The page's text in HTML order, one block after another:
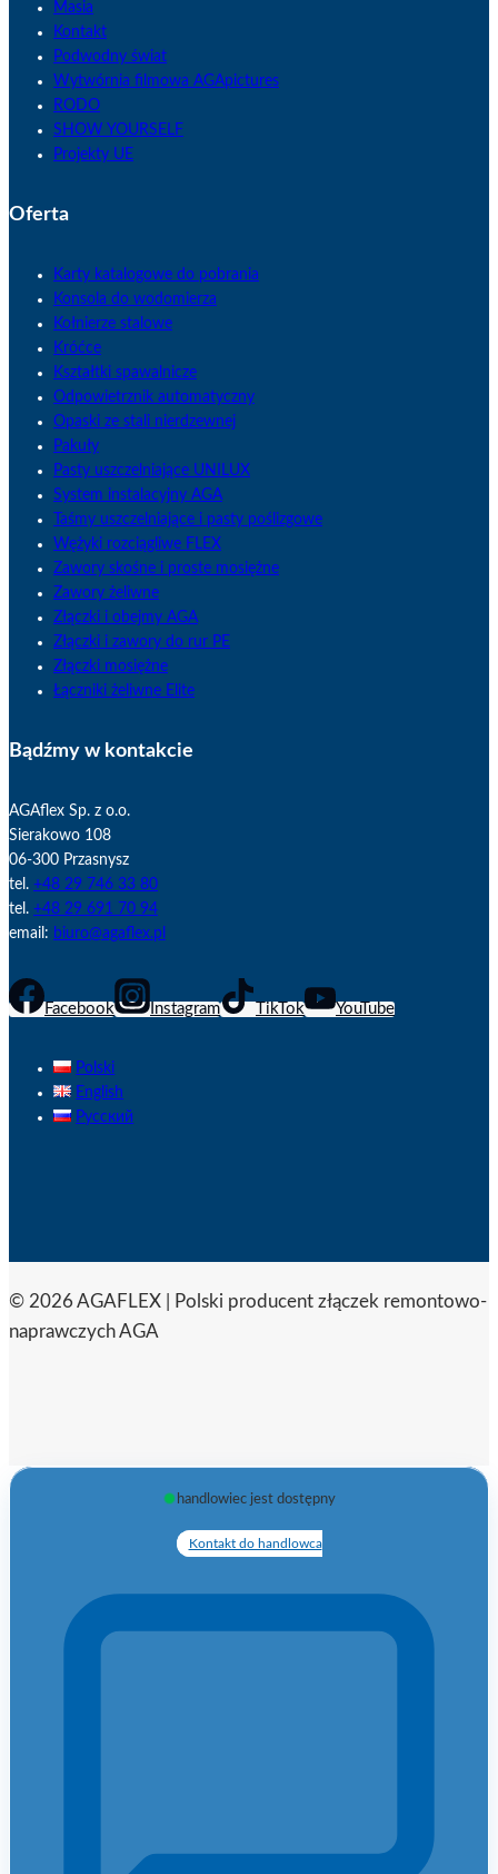
Masia
Kontakt
Podwodny świat
Wytwórnia filmowa AGApictures
RODO
SHOW YOURSELF
Projekty UE
Oferta
Karty katalogowe do pobrania
Konsola do wodomierza
Kołnierze stalowe
Króćce
Kształtki spawalnicze
Odpowietrznik automatyczny
Opaski ze stali nierdzewnej
Pakuły
Pasty uszczelniające UNILUX
System instalacyjny AGA
Taśmy uszczelniające i pasty poślizgowe
Wężyki rozciągliwe FLEX
Zawory skośne i proste mosiężne
Zawory żeliwne
Złączki i obejmy AGA
Złączki i zawory do rur PE
Złączki mosiężne
Łączniki żeliwne Elite
Bądźmy w kontakcie
AGAflex Sp. z o.o.
Sierakowo 108
06-300 Przasnysz
tel. +48 29 746 33 80
tel. +48 29 691 70 94
email: biuro@agaflex.pl
Facebook Instagram TikTok YouTube
Polski
English
Русский
© 2026 AGAFLEX | Polski producent złączek remontowo-
naprawczych AGA
handlowiec jest dostępny
Kontakt do handlowca